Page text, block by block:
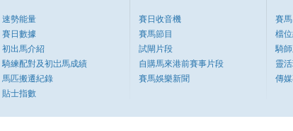
速勢能量
賽日數據
初出馬介紹
騎練配對及初岀馬成績
馬匹搬遷紀錄
貼士指數
賽日收音機
賽馬節目
試閘片段
自購馬來港前賽事片段
賽馬娛樂新聞
賽
檔
騎
靈
傳